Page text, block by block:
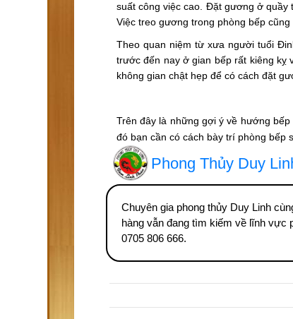
suất công việc cao. Đặt gương ở quầy
Việc treo gương trong phòng bếp
Theo quan niệm từ xưa người tuổi
trước đến nay ở gian bếp rất kiêng kỵ
không gian chật hẹp để có cách đặt
Trên đây là những gợi ý về hướng
đó bạn cần có cách bày trí phòng bếp
Phong Thủy Duy
Chuyên gia phong thủy Duy Linh
hàng vẫn đang tìm kiếm về lĩnh vực
0705 806 666.